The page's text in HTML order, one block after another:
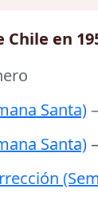
en
Santa)
Santa)